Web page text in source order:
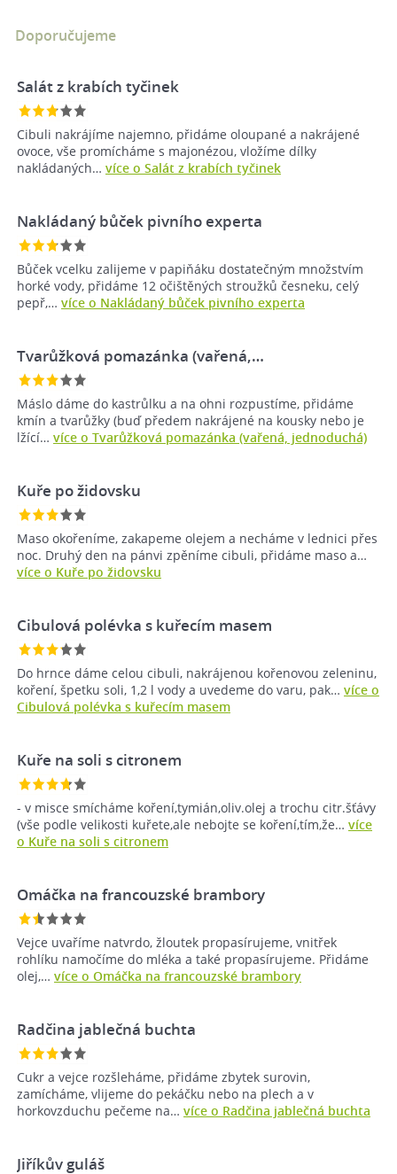
Doporučujeme
Salát z krabích tyčinek
Cibuli nakrájíme najemno, přidáme oloupané a nakrájené
ovoce, vše promícháme s majonézou, vložíme dílky
nakládaných… více o Salát z krabích tyčinek
Nakládaný bůček pivního experta
Bůček vcelku zalijeme v papiňáku dostatečným množstvím
horké vody, přidáme 12 očištěných stroužků česneku, celý
pepř,… více o Nakládaný bůček pivního experta
Tvarůžková pomazánka (vařená,…
Máslo dáme do kastrůlku a na ohni rozpustíme, přidáme
kmín a tvarůžky (buď předem nakrájené na kousky nebo je
lžící… více o Tvarůžková pomazánka (vařená, jednoduchá)
Kuře po židovsku
Maso okořeníme, zakapeme olejem a necháme v lednici přes
noc. Druhý den na pánvi zpěníme cibuli, přidáme maso a…
více o Kuře po židovsku
Cibulová polévka s kuřecím masem
Do hrnce dáme celou cibuli, nakrájenou kořenovou zeleninu,
koření, špetku soli, 1,2 l vody a uvedeme do varu, pak… více o
Cibulová polévka s kuřecím masem
Kuře na soli s citronem
- v misce smícháme koření,tymián,oliv.olej a trochu citr.šťávy
(vše podle velikosti kuřete,ale nebojte se koření,tím,že… více
o Kuře na soli s citronem
Omáčka na francouzské brambory
Vejce uvaříme natvrdo, žloutek propasírujeme, vnitřek
rohlíku namočíme do mléka a také propasírujeme. Přidáme
olej,… více o Omáčka na francouzské brambory
Radčina jablečná buchta
Cukr a vejce rozšleháme, přidáme zbytek surovin,
zamícháme, vlijeme do pekáčku nebo na plech a v
horkovzduchu pečeme na… více o Radčina jablečná buchta
Jiříkův guláš